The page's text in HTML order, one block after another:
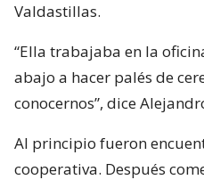
Valdastillas.
“Ella trabajaba en la
abajo a hacer palés de
conocernos”, dice
Al principio fueron
cooperativa. Después